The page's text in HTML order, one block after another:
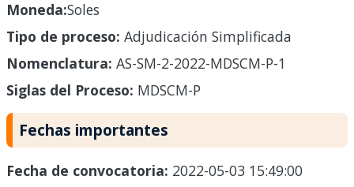
Moneda:Soles
Tipo de proceso: Adjudicación Simplificada
Nomenclatura: AS-SM-2-2022-MDSCM-P-1
Siglas del Proceso: MDSCM-P
Fechas importantes
Fecha de convocatoria: 2022-05-03 15:49:00